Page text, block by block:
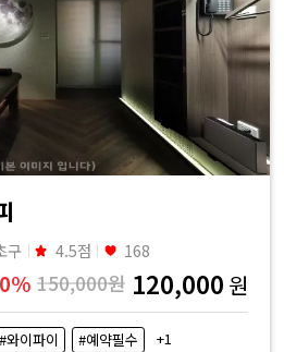
구 4.5점 168
150,000원 120,000 원
#와이파이 #예약필수 +1